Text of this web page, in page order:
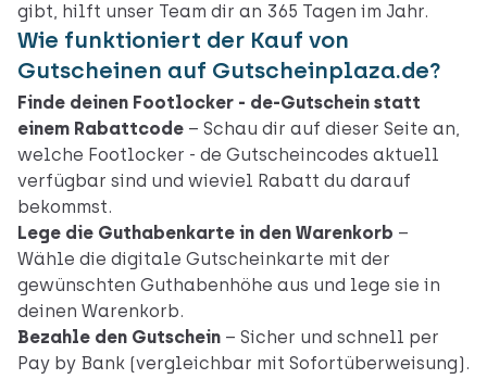
gibt, hilft unser Team dir an 365 Tagen im Jahr.
Wie funktioniert der Kauf von
Gutscheinen auf Gutscheinplaza.de?
Finde deinen Footlocker - de-Gutschein statt
einem Rabattcode – Schau dir auf dieser Seite an,
welche Footlocker - de Gutscheincodes aktuell
verfügbar sind und wieviel Rabatt du darauf
bekommst.
Lege die Guthabenkarte in den Warenkorb –
Wähle die digitale Gutscheinkarte mit der
gewünschten Guthabenhöhe aus und lege sie in
deinen Warenkorb.
Bezahle den Gutschein – Sicher und schnell per
Pay by Bank (vergleichbar mit Sofortüberweisung).